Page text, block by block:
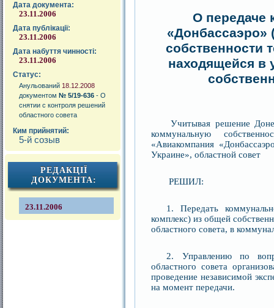
Дата документа:
23.11.2006
Дата публікації:
23.11.2006
Дата набуття чинності:
23.11.2006
Статус:
Анульований 18.12.2008
документом № 5/19-636 - О
снятии с контроля решений
областного совета
Ким прийнятий:
5-й созыв
РЕДАКЦІЇ
ДОКУМЕНТА:
23.11.2006
О передаче
собственности
находящейся в
Учитывая решение
коммунальную
«Авиакомпания
Украине», областной совет
РЕШИЛ:
1. Передать
комплекс) из общей
областного совета, в
2. Управлению по
областного совета
проведение независимой
на момент передачи.